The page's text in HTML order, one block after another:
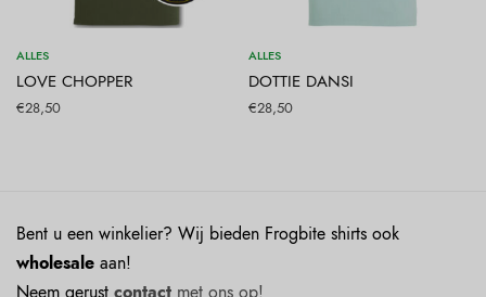
ALLES
LOVE CHOPPER
€28,50
ALLES
DOTTIE DANSI
€28,50
Bent u een winkelier? Wij bieden Frogbite shirts ook
wholesale aan!